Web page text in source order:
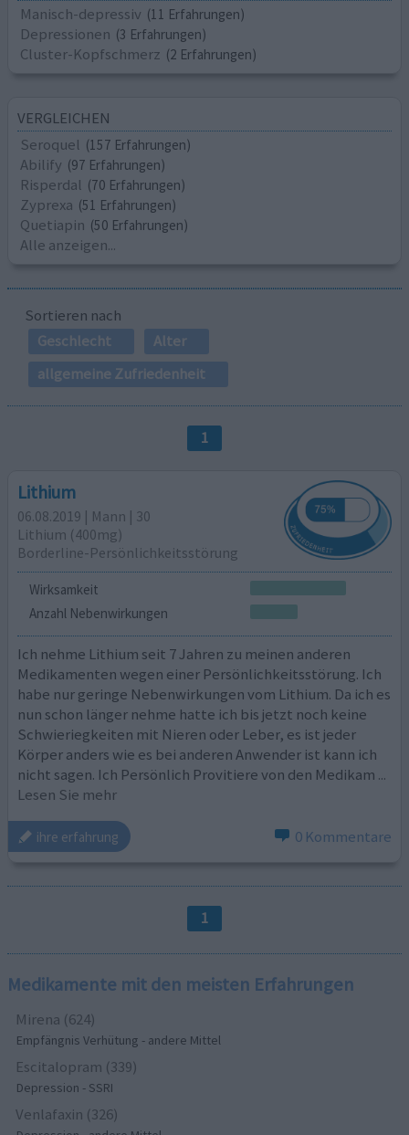
Manisch-depressiv (11 Erfahrungen)
Depressionen (3 Erfahrungen)
Cluster-Kopfschmerz (2 Erfahrungen)
VERGLEICHEN
Seroquel (157 Erfahrungen)
Abilify (97 Erfahrungen)
Risperdal (70 Erfahrungen)
Zyprexa (51 Erfahrungen)
Quetiapin (50 Erfahrungen)
Alle anzeigen...
Sortieren nach
Geschlecht
Alter
allgemeine Zufriedenheit
1
Lithium
06.08.2019 | Mann | 30
Lithium (400mg)
Borderline-Persönlichkeitsstörung
Wirksamkeit
Anzahl Nebenwirkungen
Ich nehme Lithium seit 7 Jahren zu meinen anderen
Medikamenten wegen einer Persönlichkeitsstörung. Ich
habe nur geringe Nebenwirkungen vom Lithium. Da ich es
nun schon länger nehme hatte ich bis jetzt noch keine
Schwieriegkeiten mit Nieren oder Leber, es ist jeder
Körper anders wie es bei anderen Anwender ist kann ich
nicht sagen. Ich Persönlich Provitiere von den Medikam ...
Lesen Sie mehr
ihre erfahrung 0 Kommentare
1
Medikamente mit den meisten Erfahrungen
Mirena (624)
Empfängnis Verhütung - andere Mittel
Escitalopram (339)
Depression - SSRI
Venlafaxin (326)